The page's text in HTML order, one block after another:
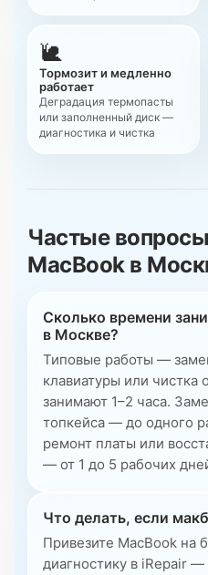
🐌
Тормозит и медленно
работает
Деградация термопасты
или заполненный диск —
диагностика и чистка
Частые
MacBook в
Сколько времени
в Москве?
Типовые работы —
клавиатуры или
занимают 1–2 часа.
топкейса — до одного
ремонт платы или
— от 1 до 5 рабочих
Что делать, если
Привезите MacBook на
диагностику в iRepair